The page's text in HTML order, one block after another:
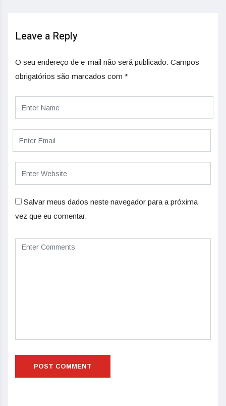
Leave a Reply
O seu endereço de e-mail não será publicado. Campos
obrigatórios são marcados com *
Salvar meus dados neste navegador para a próxima
vez que eu comentar.